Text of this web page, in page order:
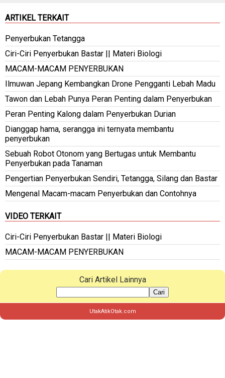
ARTIKEL TERKAIT
Penyerbukan Tetangga
Ciri-Ciri Penyerbukan Bastar || Materi Biologi
MACAM-MACAM PENYERBUKAN
Ilmuwan Jepang Kembangkan Drone Pengganti Lebah Madu
Tawon dan Lebah Punya Peran Penting dalam Penyerbukan
Peran Penting Kalong dalam Penyerbukan Durian
Dianggap hama, serangga ini ternyata membantu
penyerbukan
Sebuah Robot Otonom yang Bertugas untuk Membantu
Penyerbukan pada Tanaman
Pengertian Penyerbukan Sendiri, Tetangga, Silang dan Bastar
Mengenal Macam-macam Penyerbukan dan Contohnya
VIDEO TERKAIT
Ciri-Ciri Penyerbukan Bastar || Materi Biologi
MACAM-MACAM PENYERBUKAN
Cari Artikel Lainnya
Cari
UtakAtikOtak.com